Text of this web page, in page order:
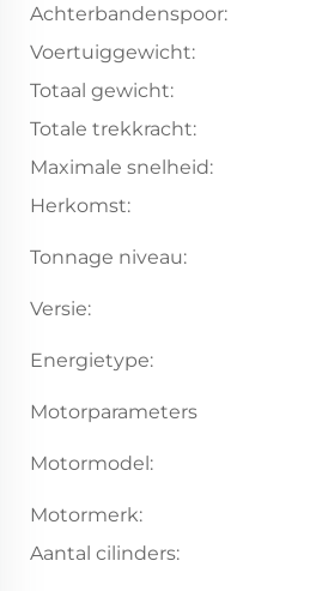
Achterbandenspoor:
Voertuiggewicht:
Totaal gewicht:
Totale trekkracht:
Maximale snelheid:
Herkomst:
Tonnage niveau:
Versie:
Energietype:
Motorparameters
Motormodel:
Motormerk:
Aantal cilinders: